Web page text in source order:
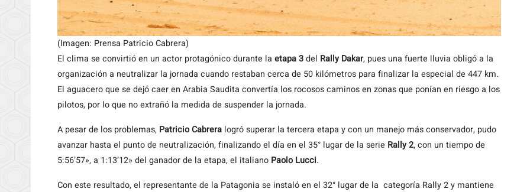
(Imagen: Prensa Patricio Cabrera)
El clima se convirtió en un actor protagónico durante la etapa 3del Rally Dakar, pues una fuerte lluvia obligó a la
organización a neutralizar la jornada cuando restaban cerca de 50 kilómetros para finalizar la especial de 447 km.
El aguacero que se dejó caer en Arabia Saudita convertía los rocosos caminos en zonas que ponían en riesgo a los
pilotos, por lo que no extrañó la medida de suspender la jornada.
A pesar de los problemas, Patricio Cabrera logró superar la tercera etapa y con un manejo más conservador, pudo
avanzar hasta el punto de neutralización, finalizando el día en el 35° lugar de la serie Rally 2, con un tiempo de
5:56’57», a 1:13’12» del ganador de la etapa, el italiano Paolo Lucci.
Con este resultado, el representante de la Patagonia se instaló en el 32° lugar de la categoría Rally 2 y mantiene